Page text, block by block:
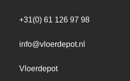
+31(0) 61 126 97 98
info@vloerdepot.nl
Vloerdepot